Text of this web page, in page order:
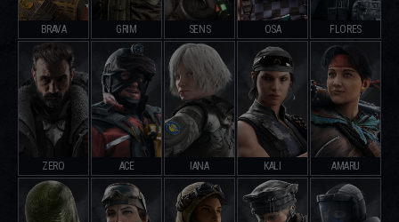
BRAVA GRIM SENS OSA FLORES
ZERO ACE IANA KALI AMARU